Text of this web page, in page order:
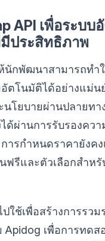
API เพื่อระบบ
ประสิทธิภาพ
นักพัฒนาสามารถทำ
อัตโนมัติได้อย่างแม่น
โยบายผ่านปลายทา
ได้ผ่านการรับรองคว
การกำหนดราคายังค
รีและตัวเลือกสำหรั
ใช้เพื่อสร้างการรวม
Apidog เพื่อการทดส